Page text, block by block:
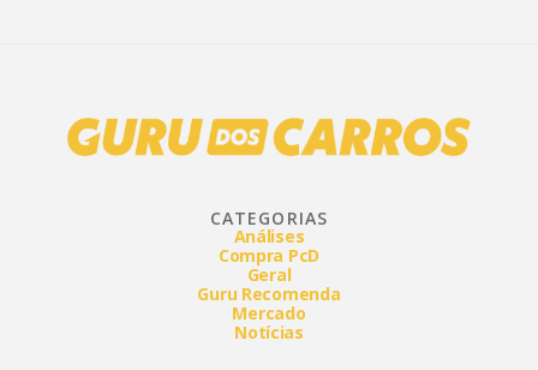
CATEGORIAS
Análises
Compra PcD
Geral
Guru Recomenda
Mercado
Notícias